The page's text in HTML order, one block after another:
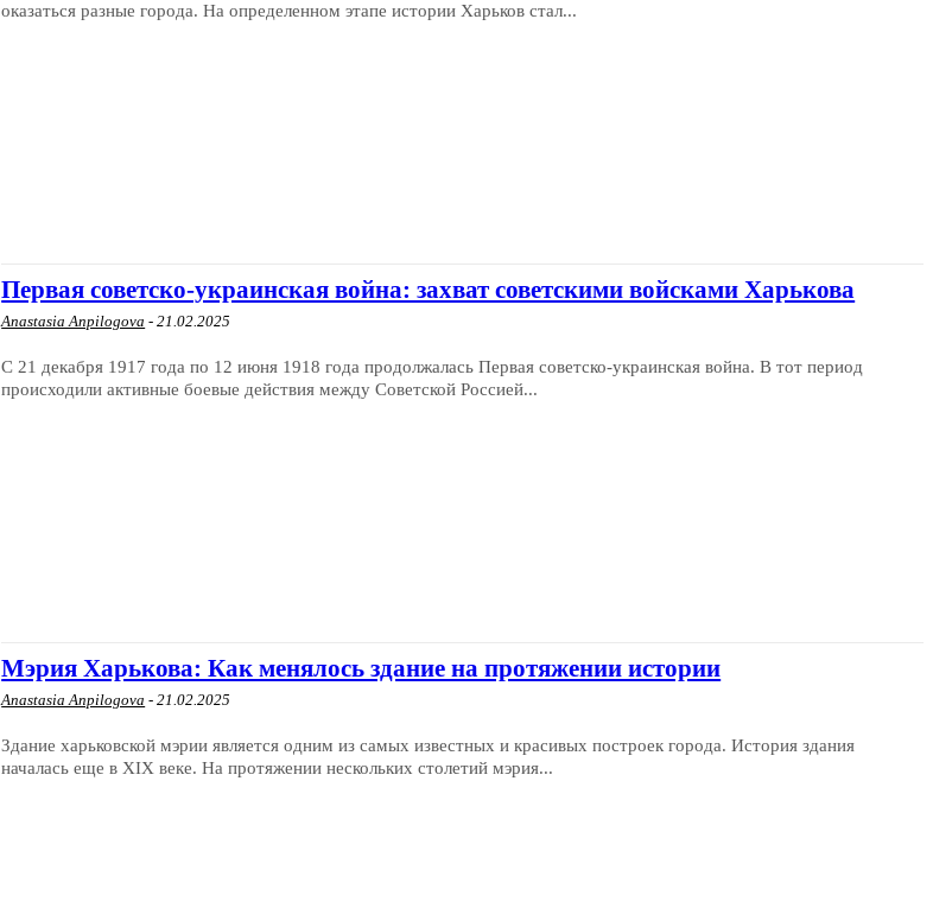
оказаться разные города. На определенном этапе истории Харьков стал...
Первая советско-украинская война: захват советскими войсками Харькова
Anastasia Anpilogova - 21.02.2025
С 21 декабря 1917 года по 12 июня 1918 года продолжалась Первая советско-украинская война. В тот период
происходили активные боевые действия между Советской Россией...
Мэрия Харькова: Как менялось здание на протяжении истории
Anastasia Anpilogova - 21.02.2025
Здание харьковской мэрии является одним из самых известных и красивых построек города. История здания
началась еще в XIX веке. На протяжении нескольких столетий мэрия...